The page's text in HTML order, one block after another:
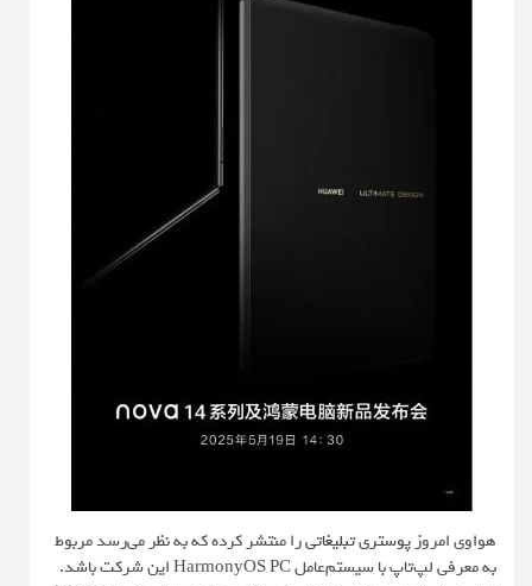
هواوی امروزپوستری تبلیغاتیرا منتشر کرده که به نظر می‌رسد مربوط
به معرفی لپ‌تاپ با سیستم‌عامل HarmonyOS PC این شرکت باشد.